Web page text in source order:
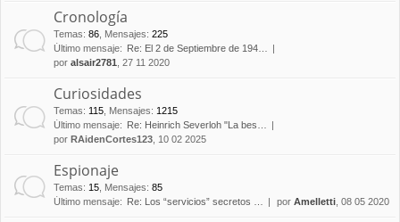
Cronología
Temas: 86 Mensajes: 225
Último mensaje:
Re: El 2 de Septiembre de 194…
por alsair2781 , 27 11 2020
Curiosidades
Temas: 115 Mensajes: 1215
Último mensaje:
Re: Heinrich Severloh "La bes…
por RAidenCortes123 , 10 02 2025
Espionaje
Temas: 15 Mensajes: 85
Último mensaje:
Re: Los “servicios” secretos … por Amelletti , 08 05 2020